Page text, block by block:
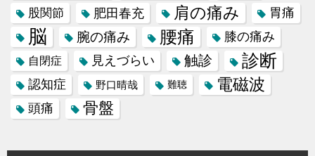
股関節 肥田春充 肩の痛み 胃痛
脳 腕の痛み 腰痛 膝の痛み
自閉症 見えづらい 触診 診断
認知症 野口晴哉 難聴 電磁波
頭痛 骨盤